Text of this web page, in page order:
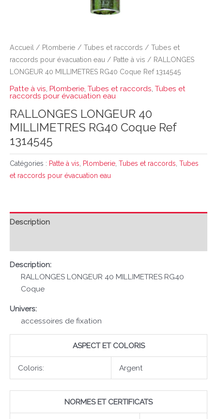
Accueil / Plomberie / Tubes et raccords / Tubes et
raccords pour évacuation eau / Patte à vis / RALLONGES
LONGEUR 40 MILLIMETRES RG40 Coque Ref 1314545
Patte à vis, Plomberie, Tubes et raccords, Tubes et
raccords pour évacuation eau
RALLONGES LONGEUR 40
MILLIMETRES RG40 Coque Ref
1314545
Catégories : Patte à vis Plomberie Tubes et raccords Tubes
et raccords pour évacuation eau
Description
Description:
RALLONGES LONGEUR 40 MILLIMETRES RG40
Coque
Univers:
accessoires de fixation
ASPECT ET COLORIS
Coloris: Argent
NORMES ET CERTIFICATS